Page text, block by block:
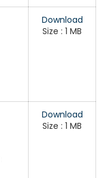
Download
Size : 1 MB
Download
Size : 1 MB